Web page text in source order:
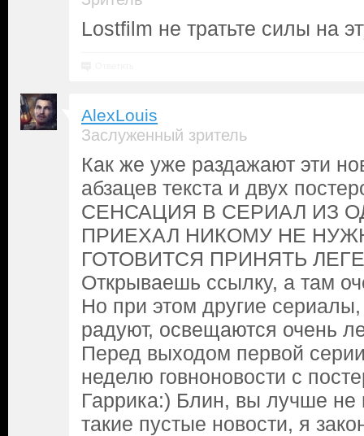
Lostfilm не тратьте силы на
AlexLouis
Заслуженный зритель
Как же уже раздажают эти
абзацев текста и двух
СЕНСАЦИЯ В СЕРИАЛ ИЗ
ПРИЕХАЛ НИКОМУ НЕ
ГОТОВИТСЯ ПРИНЯТЬ
Открываешь ссылку, а там
Но при этом другие
радуют, освещаются очень
Перед выходом первой
неделю говноновости с
Гаррика:) Блин, вы лучше не
такие пустые новости, я